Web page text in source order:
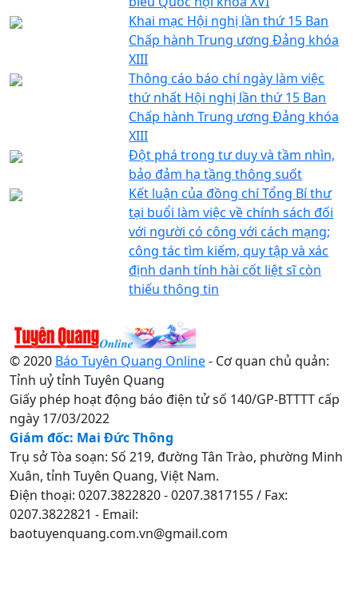
Khai mạc Hội nghị lần thứ 15 Ban
Chấp hành Trung ương Đảng khóa
XIII
Thông cáo báo chí ngày làm việc
thứ nhất Hội nghị lần thứ 15 Ban
Chấp hành Trung ương Đảng khóa
XIII
Đột phá trong tư duy và tầm nhìn,
bảo đảm hạ tầng thông suốt
Kết luận của đồng chí Tổng Bí thư
tại buổi làm việc về chính sách đối
với người có công với cách mạng;
công tác tìm kiếm, quy tập và xác
định danh tính hài cốt liệt sĩ còn
thiếu thông tin
© 2020 Báo Tuyên Quang Online- Cơ quan chủ quản:
Tỉnh uỷ tỉnh Tuyên Quang
Giấy phép hoạt động báo điện tử số 140/GP-BTTTT cấp
ngày 17/03/2022
Giám đốc: Mai Đức Thông
Trụ sở Tòa soạn: Số 219, đường Tân Trào, phường Minh
Xuân, tỉnh Tuyên Quang, Việt Nam.
Điện thoại: 0207.3822820 - 0207.3817155 / Fax:
0207.3822821 - Email:
baotuyenquang.com.vn@gmail.com